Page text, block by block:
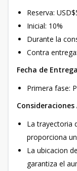
Reserva:
Inicial: 10%
Durante la
Contra
Fecha de
Primera fase:
Consideraciones
La trayectoria
proporciona
La ubicacion
garantiza el